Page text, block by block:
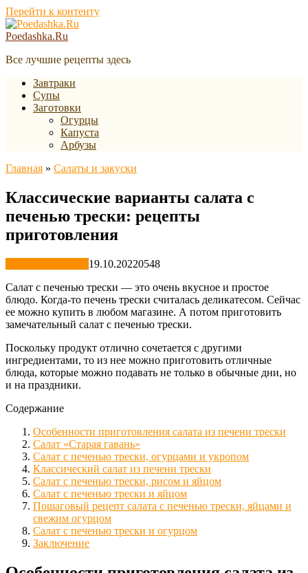
Перейти к контенту
Poedashka.Ru
Все лучшие рецепты здесь
Завтраки
Супы
Заготовки
Огурцы
Капуста
Арбузы
Главная » Салаты и закуски
Классические варианты салата с
печенью трески: рецепты
приготовления
19.10.20220548
Салат с печенью трески — это очень вкусное и простое
блюдо. Когда-то печень трески считалась деликатесом. Сейчас
ее можно купить в любом магазине. А потом приготовить
замечательный салат с печенью трески.
Поскольку продукт отлично сочетается с другими
ингредиентами, то из нее можно приготовить отличные
блюда, которые можно подавать не только в обычные дни, но
и на праздники.
Содержание
Особенности приготовления салата из печени трески
Салат «Старая гавань»
Салат с печенью трески, огурцами и укропом
Классический салат из печени трески
Салат с печенью трески, рисом и яйцом
Салат с печенью трески и яйцом
Пошаговый рецепт салата с печенью трески, яйцами и
свежим огурцом
Салат с печенью трески и огурцом
Заключение